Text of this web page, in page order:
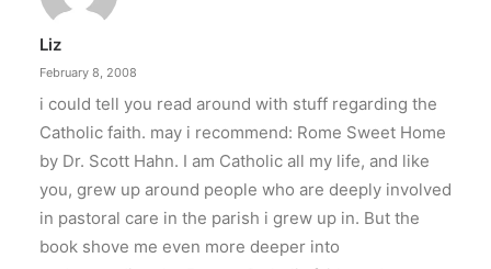
Liz
February 8, 2008
i could tell you read around with stuff regarding the
Catholic faith. may i recommend: Rome Sweet Home
by Dr. Scott Hahn. I am Catholic all my life, and like
you, grew up around people who are deeply involved
in pastoral care in the parish i grew up in. But the
book shove me even more deeper into